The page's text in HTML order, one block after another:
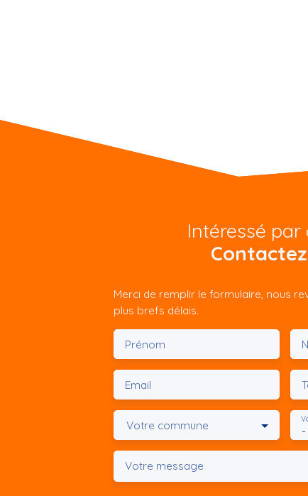
Intéressé par
Merci de remplir le formulaire, nous
plus brefs délais.
Prénom
Email
Votre commune -
Votre message